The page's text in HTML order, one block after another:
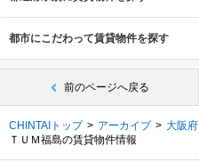
都市にこだわって賃貸物件を探す
前のページへ戻る
CHINTAIトップ アーカイブ 大阪府
ＴＵＭ福島の賃貸物件情報